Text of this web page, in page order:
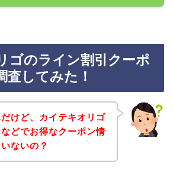
ゴのライン割引クーポ
査してみた！
けど、カイテキオリゴ
どでお得なクーポン情
ないの？